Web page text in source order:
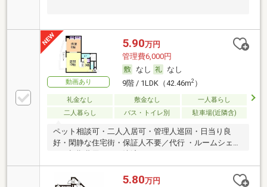
動画あり
5.90万円
管理費6,000円
なし
なし
9階 / 1LDK（42.46m2）
礼金なし 敷金なし
一人暮らし
二人暮らし
バス・トイレ別 駐車場(近隣含)
ペット相談可・二人入居可・管理人巡回・日当り良
好・閑静な住宅街・保証人不要／代行 ・ルームシェア
5.80万円